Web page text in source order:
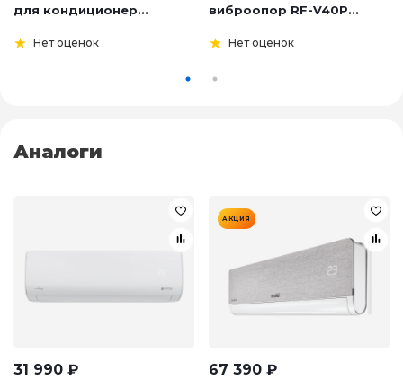
для кондиционер...
Нет оценок
виброопор RF-V40P...
Нет оценок
Аналоги
31 990 ₽
АКЦИЯ
67 390 ₽